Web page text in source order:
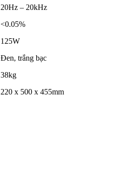
20Hz – 20kHz
<0.05%
125W
Đen, trắng bạc
38kg
220 x 500 x 455mm